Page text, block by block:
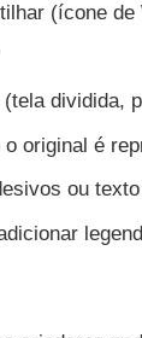
(ícone
dividida,
original é
ou